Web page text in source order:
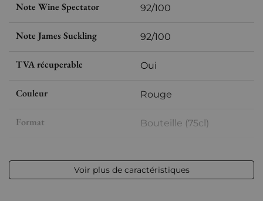
Note Wine Spectator 92/100
Note James Suckling 92/100
TVA récuperable Oui
Couleur Rouge
Format Bouteille (75cl)
Volume 12,50 % vol - 75 cl
Voir plus de caractéristiques